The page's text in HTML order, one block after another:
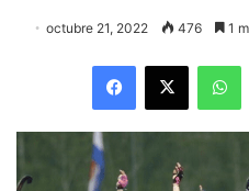
octubre 21, 2022 476 1
Facebook
X